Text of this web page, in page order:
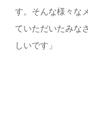
す。そんな様々な
ていただいたみな
しいです」